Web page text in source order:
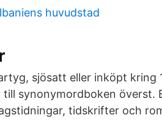
huvudstad
sjösatt eller inköpt kring
synonymordboken överst.
tidskrifter och